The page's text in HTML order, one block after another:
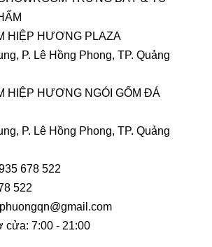
HIỆP HƯƠNG PLAZA
P. Lê Hồng Phong, TP. Quảng
HIỆP HƯƠNG NGÓI GỐM ĐÁ
P. Lê Hồng Phong, TP. Quảng
678 522
522
cửa: 7:00 - 21:00